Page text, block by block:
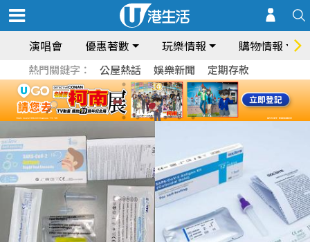
演唱會 優惠著數 玩樂情報 購物情報
熱門關鍵字： 公屋熱話 娛樂新聞 定期存款